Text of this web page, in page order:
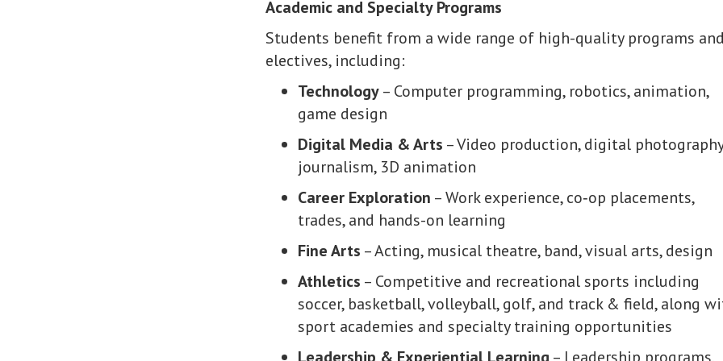
Academic and Specialty Programs
Students benefit from a wide range of high-quality programs and
electives, including:
Technology– Computer programming, robotics, animation,
game design
Digital Media & Arts – Video production, digital
journalism, 3D animation
Career Exploration – Work experience, co‑op placements,
trades, and hands-on learning
Fine Arts – Acting, musical theatre, band, visual arts, design
Athletics – Competitive and recreational sports including
soccer, basketball, volleyball, golf, and track & field, along
sport academies and specialty training opportunities